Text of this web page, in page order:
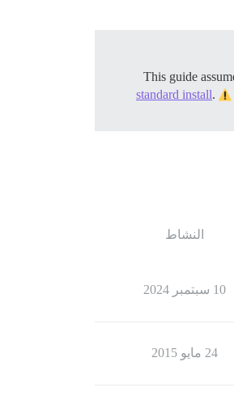
standard install.
النشاط
10 سبتمبر 2024
24 مايو 2015